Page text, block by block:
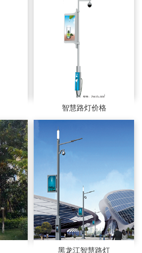
智慧路灯价格
黑龙江智慧路灯